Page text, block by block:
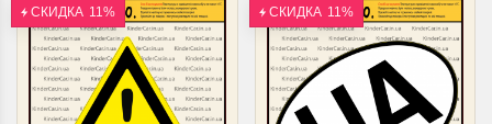
СКИДКА 11% СКИДКА 11%